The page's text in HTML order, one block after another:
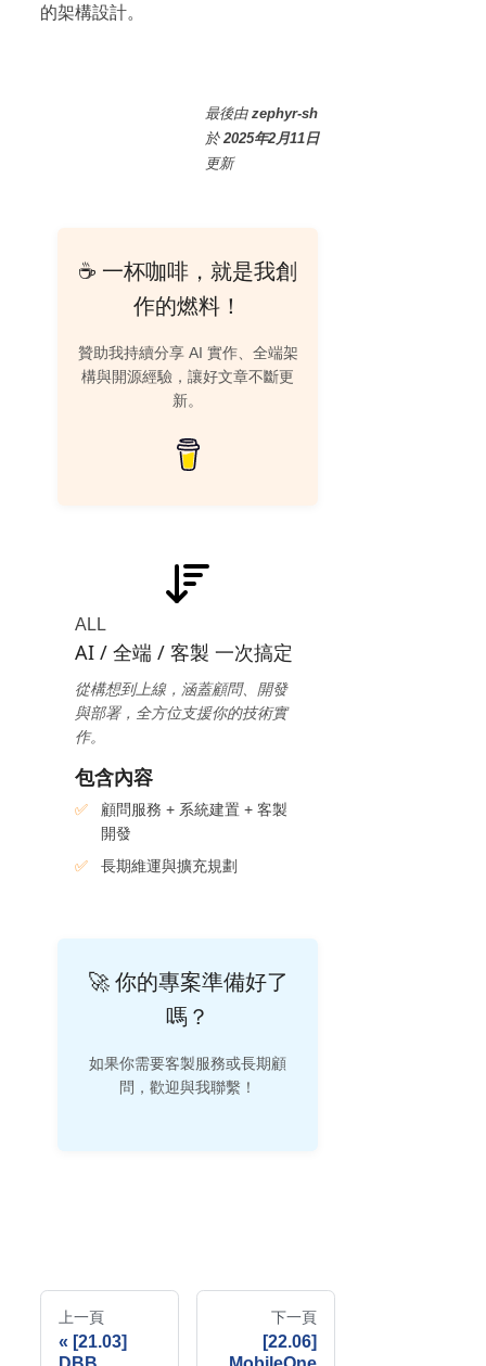
的架構設計。
最後由zephyr-sh
於2025年2月11日
更新
☕ 一杯咖啡，就是我創
作的燃料！
贊助我持續分享 AI 實作、全端架
構與開源經驗，讓好文章不斷更
新。
ALL
AI / 全端 / 客製 一次搞定
從構想到上線，涵蓋顧問、開發
與部署，全方位支援你的技術實
作。
包含內容
顧問服務 + 系統建置 + 客製
開發
長期維運與擴充規劃
🚀 你的專案準備好了
嗎？
如果你需要客製服務或長期顧
問，歡迎與我聯繫！
上一頁
[21.03]
下一頁
[22.06]